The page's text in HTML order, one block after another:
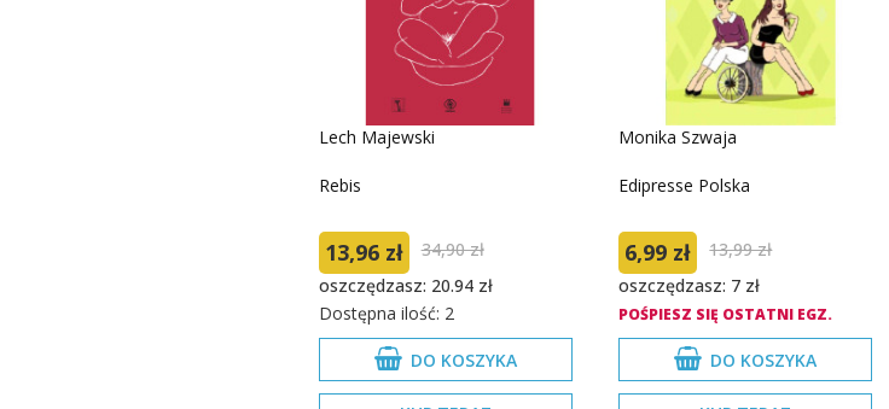
Lech Majewski
Rebis
13,96 zł
34,90 zł
oszczędzasz: 20.94 zł
Dostępna ilość: 2
DO KOSZYKA
Monika Szwaja
Edipresse Polska
6,99 zł
13,99 zł
oszczędzasz: 7 zł
POŚPIESZ SIĘ OSTATNI EGZ.
DO KOSZYKA